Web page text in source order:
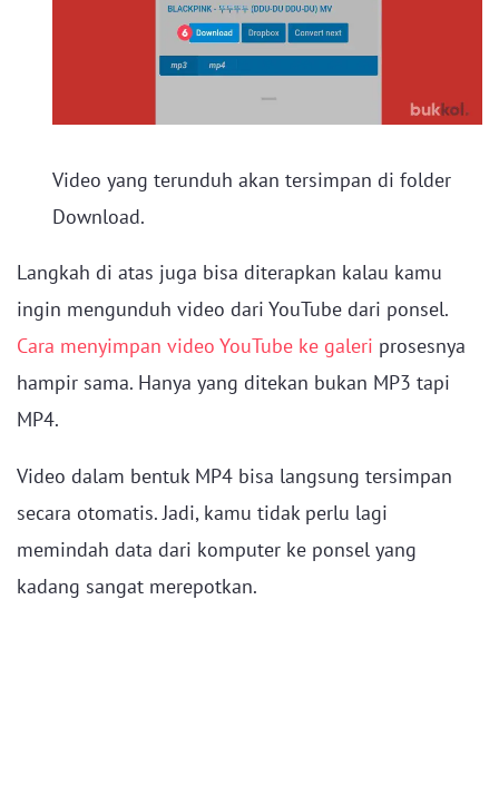
Video yang terunduh akan tersimpan di folder
Download.
Langkah di atas juga bisa diterapkan kalau kamu
ingin mengunduh video dari YouTube dari ponsel.
Cara menyimpan video YouTube ke galeri prosesnya
hampir sama. Hanya yang ditekan bukan MP3 tapi
MP4.
Video dalam bentuk MP4 bisa langsung tersimpan
secara otomatis. Jadi, kamu tidak perlu lagi
memindah data dari komputer ke ponsel yang
kadang sangat merepotkan.